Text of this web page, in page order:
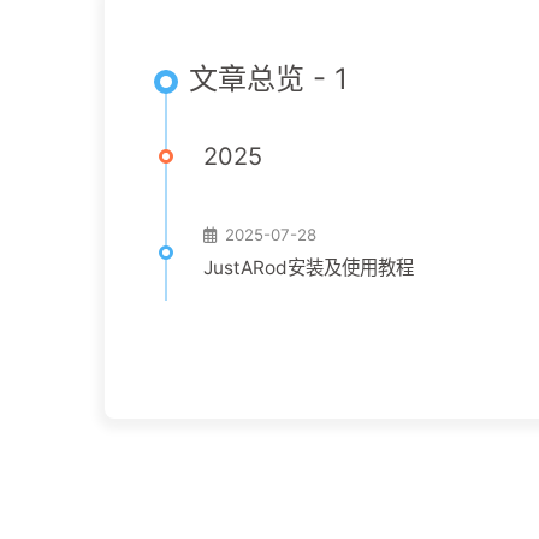
文章总览 - 1
2025
2025-07-28
JustARod安装及使用教程